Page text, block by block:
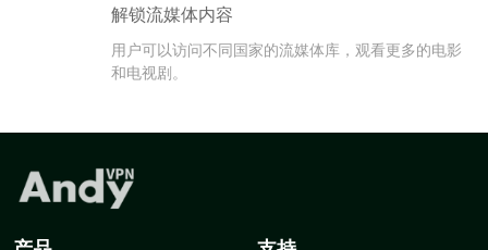
解锁流媒体内容
用户可以访问不同国家的流媒体库，观看更多的电影
和电视剧。